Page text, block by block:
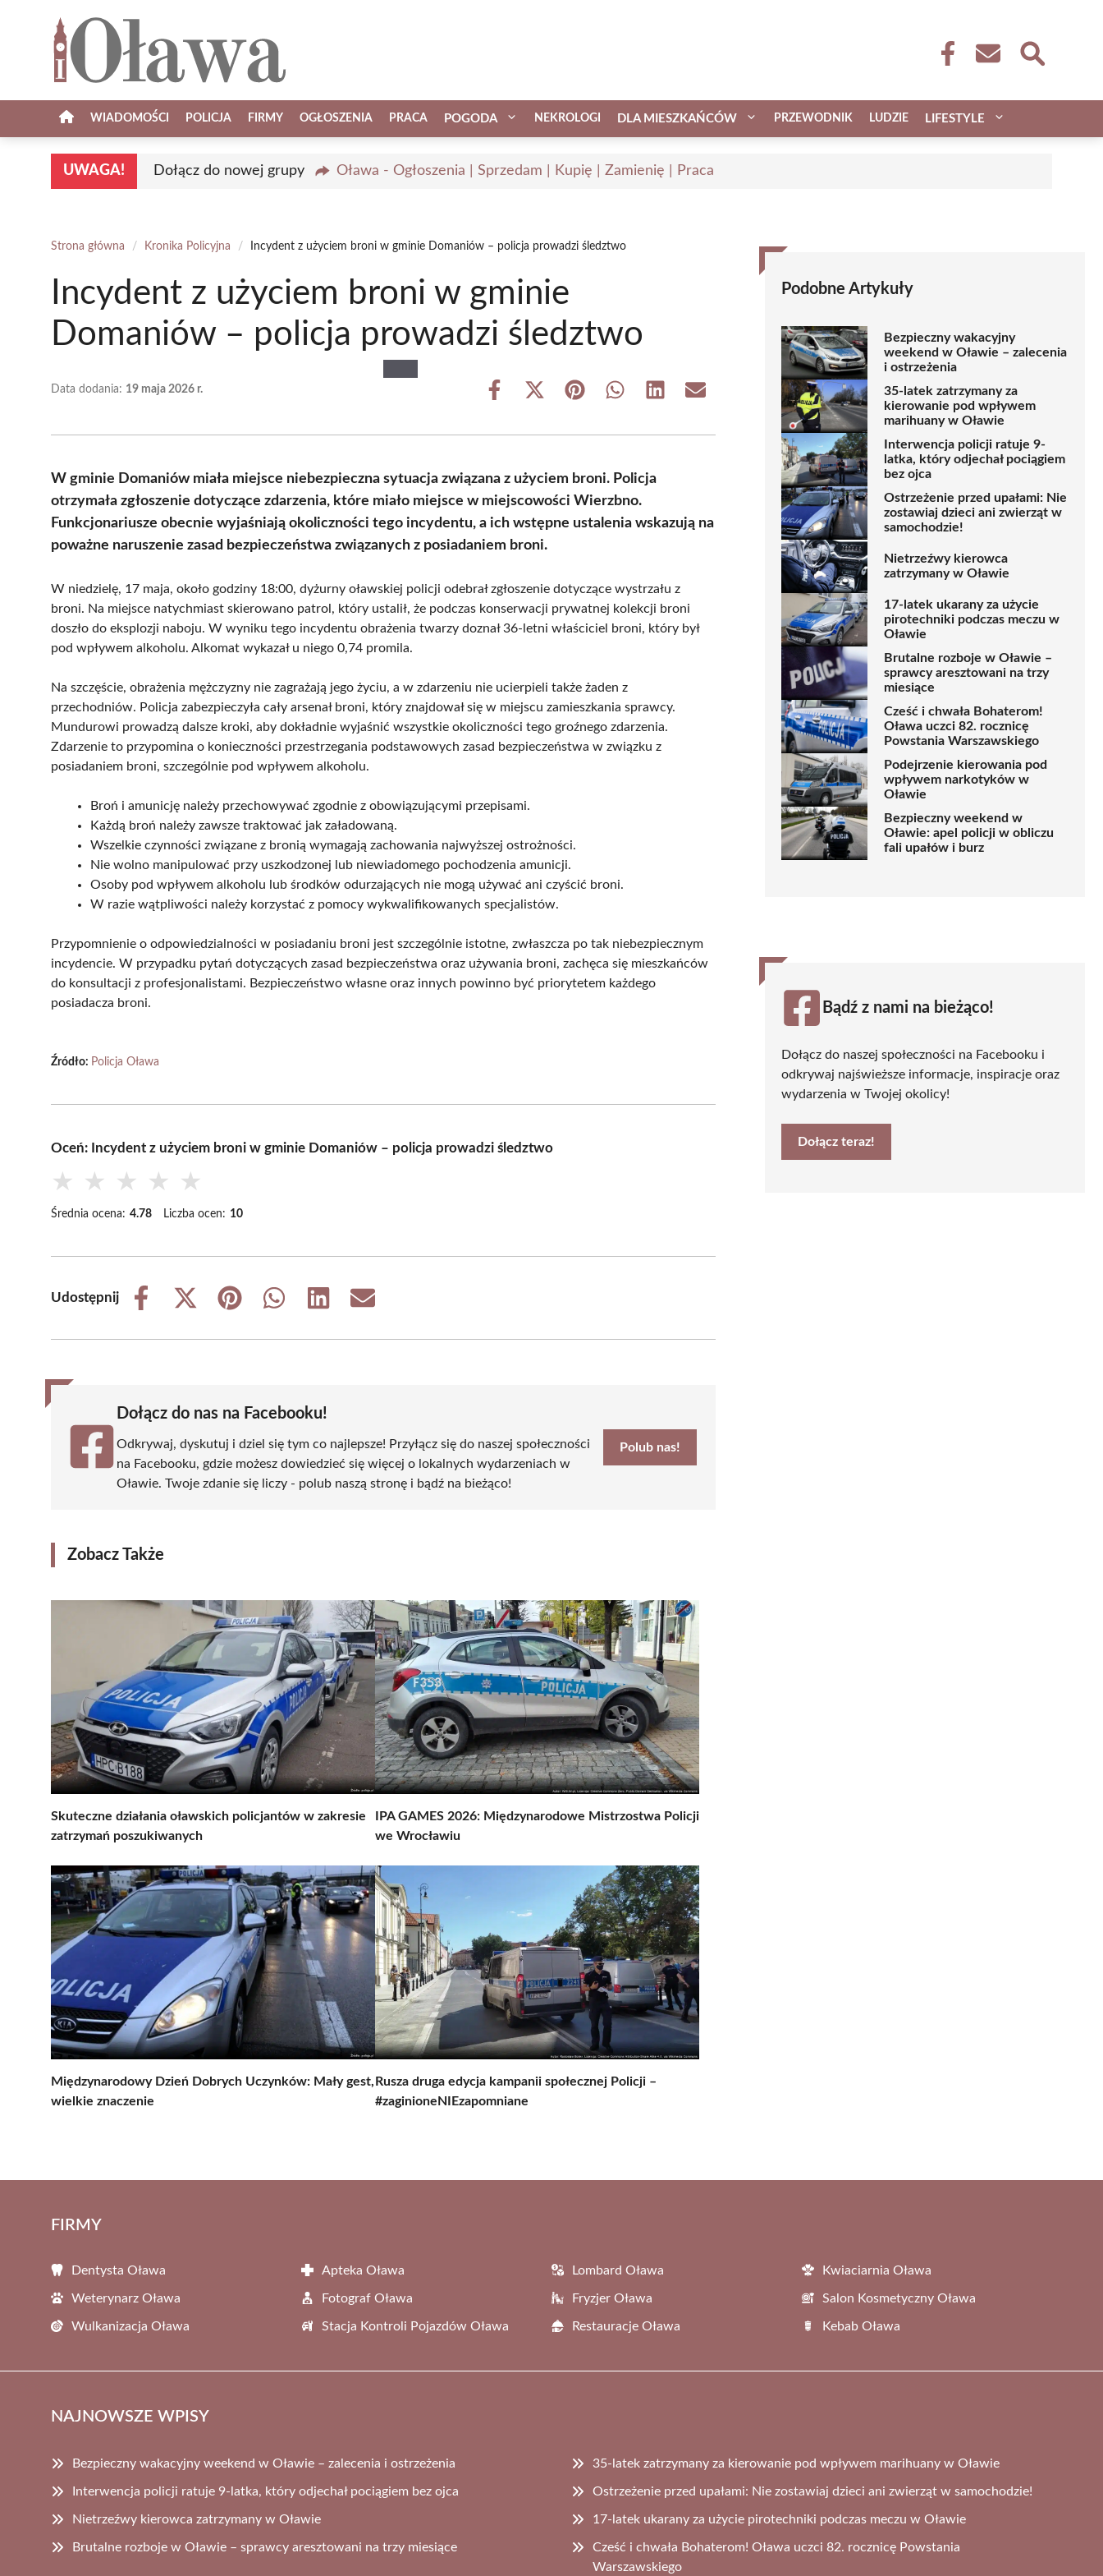
WIADOMOŚCI POLICJA FIRMY OGŁOSZENIA PRACA POGODA NEKROLOGI DLA MIESZKAŃCÓW PRZEWODNIK LUDZIE LIFESTYLE
UWAGA! Dołącz do nowej grupy Oława - Ogłoszenia | Sprzedam | Kupię | Zamienię | Praca
Strona główna / Kronika Policyjna / Incydent z użyciem broni w gminie Domaniów – policja prowadzi śledztwo
Incydent z użyciem broni w gminie
Domaniów – policja prowadzi śledztwo
Data dodania: 19 maja 2026 r.
Share
Share
(Twitter)
Share Share Share Share
W gminie Domaniów miała miejsce niebezpieczna sytuacja związana z użyciem broni. Policja
otrzymała zgłoszenie dotyczące zdarzenia, które miało miejsce w miejscowości Wierzbno.
Funkcjonariusze obecnie wyjaśniają okoliczności tego incydentu, a ich wstępne ustalenia wskazują na
poważne naruszenie zasad bezpieczeństwa związanych z posiadaniem broni.
W niedzielę, 17 maja, około godziny 18:00, dyżurny oławskiej policji odebrał zgłoszenie dotyczące wystrzału z
broni. Na miejsce natychmiast skierowano patrol, który ustalił, że podczas konserwacji prywatnej kolekcji broni
doszło do eksplozji naboju. W wyniku tego incydentu obrażenia twarzy doznał 36-letni właściciel broni, który był
pod wpływem alkoholu. Alkomat wykazał u niego 0,74 promila.
Na szczęście, obrażenia mężczyzny nie zagrażają jego życiu, a w zdarzeniu nie ucierpieli także żaden z
przechodniów. Policja zabezpieczyła cały arsenał broni, który znajdował się w miejscu zamieszkania sprawcy.
Mundurowi prowadzą dalsze kroki, aby dokładnie wyjaśnić wszystkie okoliczności tego groźnego zdarzenia.
Zdarzenie to przypomina o konieczności przestrzegania podstawowych zasad bezpieczeństwa w związku z
posiadaniem broni, szczególnie pod wpływem alkoholu.
Broń i amunicję należy przechowywać zgodnie z obowiązującymi przepisami.
Każdą broń należy zawsze traktować jak załadowaną.
Wszelkie czynności związane z bronią wymagają zachowania najwyższej ostrożności.
Nie wolno manipulować przy uszkodzonej lub niewiadomego pochodzenia amunicji.
Osoby pod wpływem alkoholu lub środków odurzających nie mogą używać ani czyścić broni.
W razie wątpliwości należy korzystać z pomocy wykwalifikowanych specjalistów.
Przypomnienie o odpowiedzialności w posiadaniu broni jest szczególnie istotne, zwłaszcza po tak niebezpiecznym
incydencie. W przypadku pytań dotyczących zasad bezpieczeństwa oraz używania broni, zachęca się mieszkańców
do konsultacji z profesjonalistami. Bezpieczeństwo własne oraz innych powinno być priorytetem każdego
posiadacza broni.
Źródło: Policja Oława
Oceń: Incydent z użyciem broni w gminie Domaniów – policja prowadzi śledztwo
★ ★ ★ ★ ★
Średnia ocena: 4.78 Liczba ocen: 10
Udostępnij
Share
Share
(Twitter)
Share
Share
Share
Share
Dołącz do nas na Facebooku!
Odkrywaj, dyskutuj i dziel się tym co najlepsze! Przyłącz się do naszej społeczności
na Facebooku, gdzie możesz dowiedzieć się więcej o lokalnych wydarzeniach w
Oławie. Twoje zdanie się liczy - polub naszą stronę i bądź na bieżąco!
Polub nas!
Zobacz Także
Skuteczne działania oławskich policjantów w zakresie
zatrzymań poszukiwanych
IPA GAMES 2026: Międzynarodowe Mistrzostwa Policji
we Wrocławiu
Międzynarodowy Dzień Dobrych Uczynków: Mały gest,
wielkie znaczenie
Rusza druga edycja kampanii społecznej Policji –
#zaginioneNIEzapomniane
Podobne Artykuły
Bezpieczny wakacyjny
weekend w Oławie – zalecenia
i ostrzeżenia
35-latek zatrzymany za
kierowanie pod wpływem
marihuany w Oławie
Interwencja policji ratuje 9-
latka, który odjechał pociągiem
bez ojca
Ostrzeżenie przed upałami: Nie
zostawiaj dzieci ani zwierząt w
samochodzie!
Nietrzeźwy kierowca
zatrzymany w Oławie
17-latek ukarany za użycie
pirotechniki podczas meczu w
Oławie
Brutalne rozboje w Oławie –
sprawcy aresztowani na trzy
miesiące
Cześć i chwała Bohaterom!
Oława uczci 82. rocznicę
Powstania Warszawskiego
Podejrzenie kierowania pod
wpływem narkotyków w
Oławie
Bezpieczny weekend w
Oławie: apel policji w obliczu
fali upałów i burz
Bądź z nami na bieżąco!
Dołącz do naszej społeczności na Facebooku i
odkrywaj najświeższe informacje, inspiracje oraz
wydarzenia w Twojej okolicy!
Dołącz teraz!
FIRMY
Dentysta Oława Apteka Oława Lombard Oława Kwiaciarnia Oława
Weterynarz Oława Fotograf Oława Fryzjer Oława Salon Kosmetyczny Oława
Wulkanizacja Oława Stacja Kontroli Pojazdów Oława Restauracje Oława Kebab Oława
NAJNOWSZE WPISY
Bezpieczny wakacyjny weekend w Oławie – zalecenia i ostrzeżenia 35-latek zatrzymany za kierowanie pod wpływem marihuany w Oławie
Interwencja policji ratuje 9-latka, który odjechał pociągiem bez ojca Ostrzeżenie przed upałami: Nie zostawiaj dzieci ani zwierząt w samochodzie!
Nietrzeźwy kierowca zatrzymany w Oławie 17-latek ukarany za użycie pirotechniki podczas meczu w Oławie
Brutalne rozboje w Oławie – sprawcy aresztowani na trzy miesiące
Cześć i chwała Bohaterom! Oława uczci 82. rocznicę Powstania
Warszawskiego